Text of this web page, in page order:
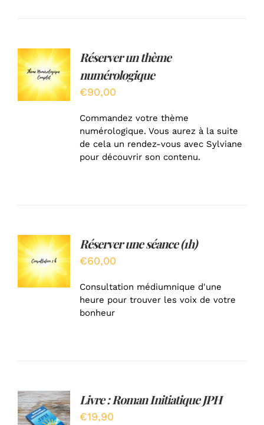
AJOUTER
AU
PANIER
/
DÉTAILS
Réserver un thème
numérologique
€90,00
Commandez votre thème
numérologique. Vous aurez à la suite
de cela un rendez-vous avec Sylviane
pour découvrir son contenu.
AJOUTER
AU
PANIER
/
DÉTAILS
Réserver une séance (1h)
€60,00
Consultation médiumnique d'une
heure pour trouver les voix de votre
bonheur
Note5.00
sur 5
AJOUTER
AU
Livre : Roman Initiatique JPH
€19,90